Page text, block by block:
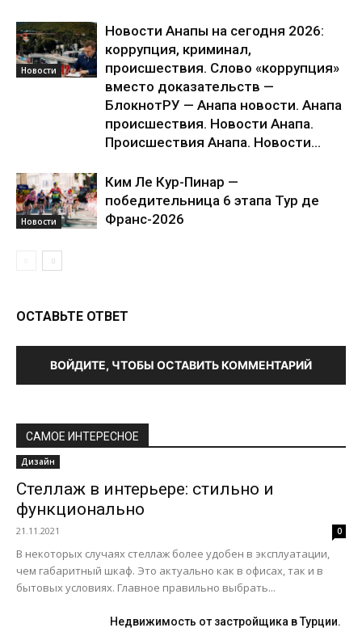
Новости
Новости Анапы на сегодня 2026:
коррупция, криминал,
происшествия. Слово «коррупция»
вместо доказательств —
БлокнотРУ — Анапа новости. Анапа
происшествия. Новости Анапа.
Происшествия Анапа. Новости...
Новости
Ким Ле Кур-Пинар —
победительница 6 этапа Тур де
Франс-2026
ОСТАВЬТЕ ОТВЕТ
ВОЙДИТЕ, ЧТОБЫ ОСТАВИТЬ КОММЕНТАРИЙ
САМОЕ ИНТЕРЕСНОЕ
Дизайн
Стеллаж в интерьере: стильно и
функционально
21.11.2021 0
В некоторых случаях стеллаж более удобен в эксплуатации,
чем габаритный шкаф. Это актуально как в офисах, так и в
бытовых условиях. Главное правильно выбрать...
Недвижимость от застройщика в Турции.